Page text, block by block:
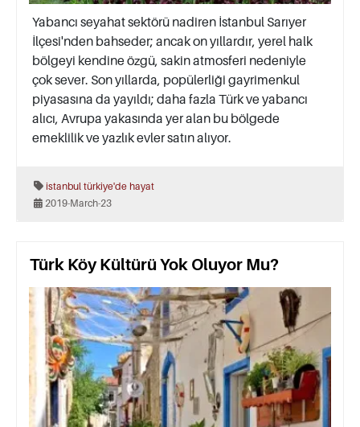
Yabancı seyahat sektörü nadiren İstanbul Sarıyer
İlçesi'nden bahseder; ancak on yıllardır, yerel halk
bölgeyi kendine özgü, sakin atmosferi nedeniyle
çok sever. Son yıllarda, popülerliği gayrimenkul
piyasasına da yayıldı; daha fazla Türk ve yabancı
alıcı, Avrupa yakasında yer alan bu bölgede
emeklilik ve yazlık evler satın alıyor.
istanbul türkiye'de hayat
2019-March-23
Türk Köy Kültürü Yok Oluyor Mu?